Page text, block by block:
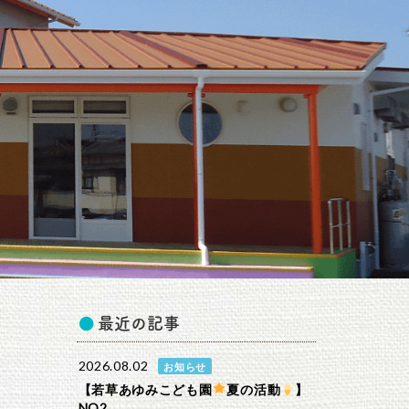
最近の記事
2026.08.02 お知らせ
【若草あゆみこども園 夏の活動
】